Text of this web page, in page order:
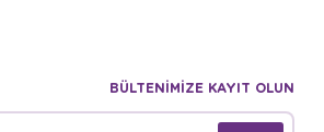
BÜLTENİMİZE KAYIT OLUN